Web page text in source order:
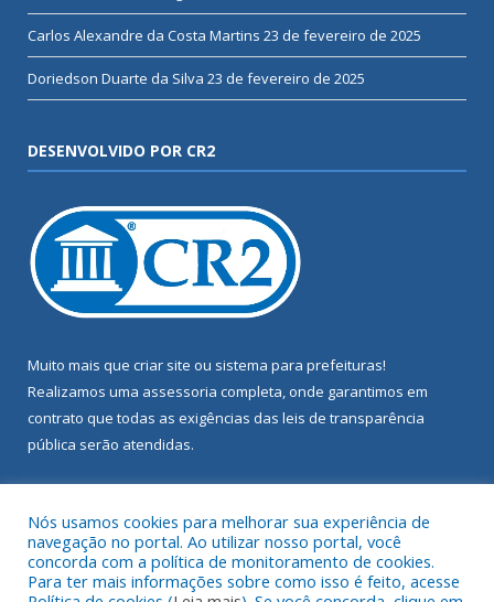
Carlos Alexandre da Costa Martins 23 de fevereiro de 2025
Doriedson Duarte da Silva 23 de fevereiro de 2025
DESENVOLVIDO POR CR2
Muito mais que criar site ou sistema para prefeituras!
Realizamos uma assessoria completa, onde garantimos em
contrato que todas as exigências das leis de transparência
pública serão atendidas.
Nós usamos cookies para melhorar sua experiência de
navegação no portal. Ao utilizar nosso portal, você
concorda com a política de monitoramento de cookies.
Para ter mais informações sobre como isso é feito, acesse